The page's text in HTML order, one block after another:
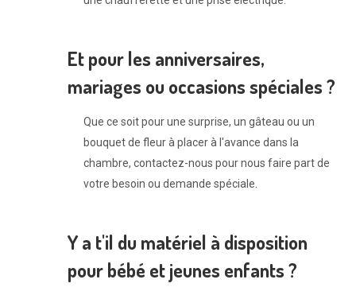
Et pour les anniversaires,
mariages ou occasions spéciales ?
Que ce soit pour une surprise, un gâteau ou un
bouquet de fleur à placer à l'avance dans la
chambre, contactez-nous pour nous faire part de
votre besoin ou demande spéciale.
Y a t'il du matériel à disposition
pour bébé et jeunes enfants ?